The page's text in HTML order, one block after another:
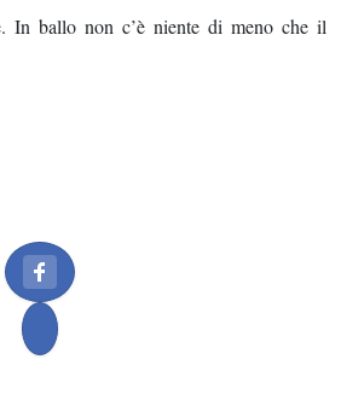
In ballo non c’è niente di meno che il